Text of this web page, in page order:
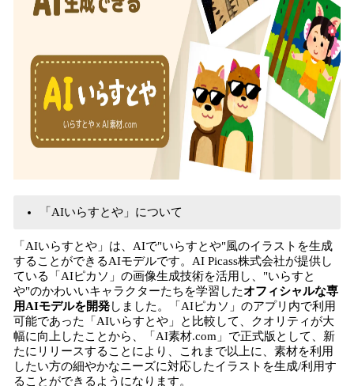
「AIいらすとや」について
「AIいらすとや」は、AIで"いらすとや"風のイラストを生成
することができるAIモデルです。AI Picass株式会社が提供し
ている「AIピカソ」の画像生成技術を活用し、"いらすと
や"のかわいいキャラクターたちを学習したオフィシャルな専
用AIモデルを開発しました。「AIピカソ」のアプリ内で利用
可能であった「AIいらすとや」と比較して、クオリティが大
幅に向上したことから、「AI素材.com」で正式版として、新
たにリリースすることにより、これまで以上に、素材を利用
したい方の細やかなニーズに対応したイラストを生成/利用す
ることができるようになります。